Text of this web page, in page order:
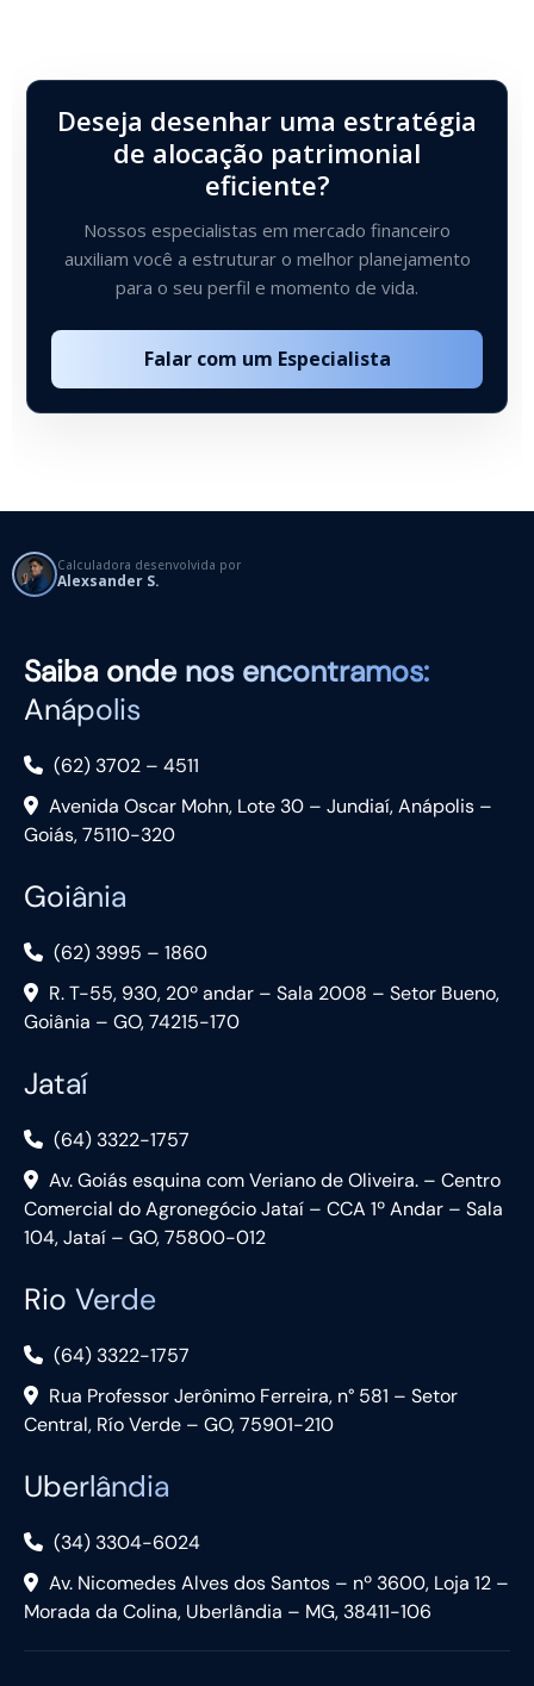
Deseja desenhar uma estratégia
de alocação patrimonial
eficiente?
Nossos especialistas em mercado financeiro
auxiliam você a estruturar o melhor planejamento
para o seu perfil e momento de vida.
Falar com um Especialista
Calculadora desenvolvida por
Alexsander S.
Saiba onde nos encontramos:
Anápolis
(62) 3702 – 4511
Avenida Oscar Mohn, Lote 30 – Jundiaí, Anápolis –
Goiás, 75110-320
Goiânia
(62) 3995 – 1860
R. T-55, 930, 20º andar – Sala 2008 – Setor Bueno,
Goiânia – GO, 74215-170
Jataí
(64) 3322-1757
Av. Goiás esquina com Veriano de Oliveira. – Centro
Comercial do Agronegócio Jataí – CCA 1º Andar – Sala
104, Jataí – GO, 75800-012
Rio Verde
(64) 3322-1757
Rua Professor Jerônimo Ferreira, n° 581 – Setor
Central, Río Verde – GO, 75901-210
Uberlândia
(34) 3304-6024
Av. Nicomedes Alves dos Santos – nº 3600, Loja 12 –
Morada da Colina, Uberlândia – MG, 38411-106